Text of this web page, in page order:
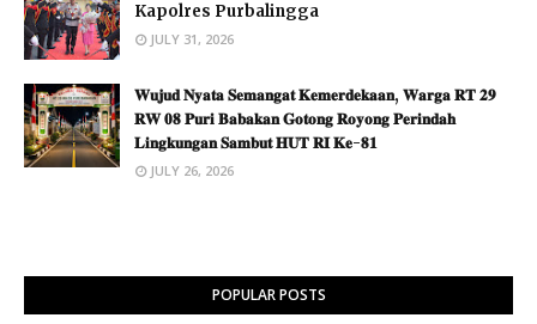
Kapolres Purbalingga
JULY 31, 2026
𝐖𝐮𝐣𝐮𝐝 𝐍𝐲𝐚𝐭𝐚 𝐒𝐞𝐦𝐚𝐧𝐠𝐚𝐭 𝐊𝐞𝐦𝐞𝐫𝐝𝐞𝐤𝐚𝐚𝐧, 𝐖𝐚𝐫𝐠𝐚 𝐑𝐓 𝟐𝟗
𝐑𝐖 𝟎𝟖 𝐏𝐮𝐫𝐢 𝐁𝐚𝐛𝐚𝐤𝐚𝐧 𝐆𝐨𝐭𝐨𝐧𝐠 𝐑𝐨𝐲𝐨𝐧𝐠 𝐏𝐞𝐫𝐢𝐧𝐝𝐚𝐡
𝐋𝐢𝐧𝐠𝐤𝐮𝐧𝐠𝐚𝐧 𝐒𝐚𝐦𝐛𝐮𝐭 𝐇𝐔𝐓 𝐑𝐈 𝐊𝐞-𝟖𝟏 ​
JULY 26, 2026
POPULAR POSTS